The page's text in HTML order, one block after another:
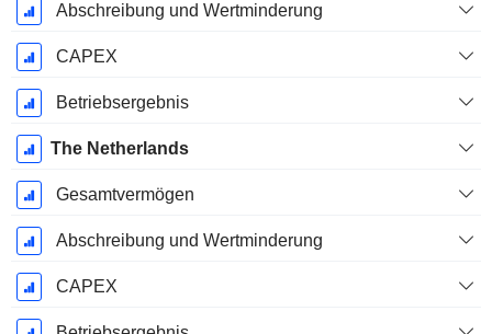
Abschreibung und Wertminderung
CAPEX
Betriebsergebnis
The Netherlands
Gesamtvermögen
Abschreibung und Wertminderung
CAPEX